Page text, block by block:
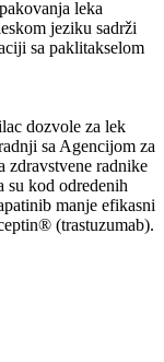
leka
jeziku sadrži
sa paklitakselom
dozvole za lek
sa Agencijom za
zdravstvene radnike
su kod odredenih
manje efikasni
(trastuzumab).